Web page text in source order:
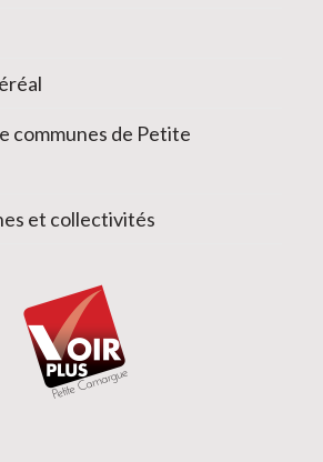
communes de Petite
et collectivités